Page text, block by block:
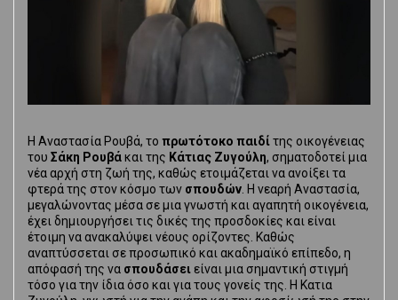
Η Αναστασία Ρουβά, το πρωτότοκο παιδίτης οικογένειας
του Σάκη Ρουβάκαι της Κάτιας Ζυγούλη, σηματοδοτεί μια
νέα αρχή στη ζωή της, καθώς ετοιμάζεται να ανοίξει τα
φτερά της στον κόσμο των σπουδών. Η νεαρή Αναστασία,
μεγαλώνοντας μέσα σε μια γνωστή και αγαπητή οικογένεια,
έχει δημιουργήσει τις δικές της προσδοκίες και είναι
έτοιμη να ανακαλύψει νέους ορίζοντες. Καθώς
αναπτύσσεται σε προσωπικό και ακαδημαϊκό επίπεδο, η
απόφασή της να σπουδάσειείναι μια σημαντική στιγμή
τόσο για την ίδια όσο και για τους γονείς της. Η Κατια